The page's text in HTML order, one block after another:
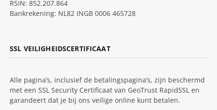
RSIN: 852.207.864
Bankrekening: NL82 INGB 0006 465728
SSL VEILIGHEIDSCERTIFICAAT
Alle pagina’s, inclusief de betalingspagina’s, zijn beschermd
met een SSL Security Certificaat van GeoTrust RapidSSL en
garandeert dat je bij ons veilige online kunt betalen.